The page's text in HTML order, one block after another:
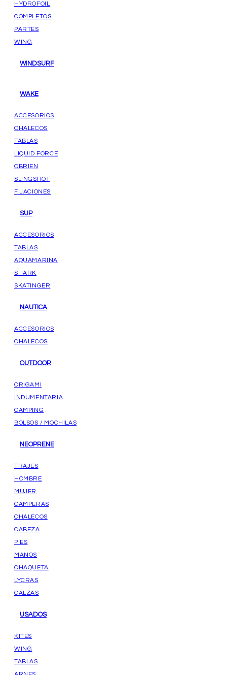
HYDROFOIL
COMPLETOS
PARTES
WING
WINDSURF
WAKE
ACCESORIOS
CHALECOS
TABLAS
LIQUID FORCE
OBRIEN
SLINGSHOT
FIJACIONES
SUP
ACCESORIOS
TABLAS
AQUAMARINA
SHARK
SKATINGER
NAUTICA
ACCESORIOS
CHALECOS
OUTDOOR
ORIGAMI
INDUMENTARIA
CAMPING
BOLSOS / MOCHILAS
NEOPRENE
TRAJES
HOMBRE
MUJER
CAMPERAS
CHALECOS
CABEZA
PIES
MANOS
CHAQUETA
LYCRAS
CALZAS
USADOS
KITES
WING
TABLAS